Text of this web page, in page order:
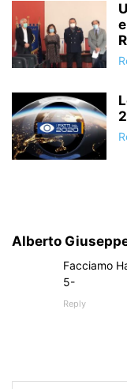
Alberto
Facciamo
5-
Reply